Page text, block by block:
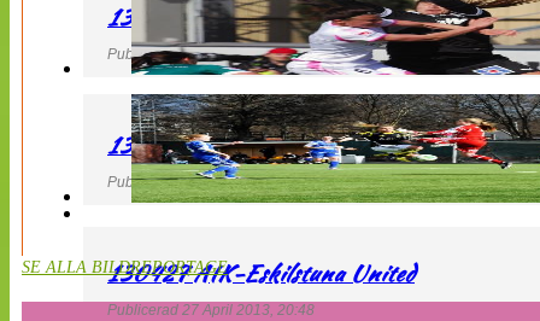
130427 IF Limhamn Bunkeflo – QBIK
Publicerad 27 April 2013, 21:10
130427 LdB FC Malmö – Mallbackens IF
Publicerad 27 April 2013, 20:54
130427 AIK-Eskilstuna United
Publicerad 27 April 2013, 20:48
SE ALLA BILDREPORTAGE